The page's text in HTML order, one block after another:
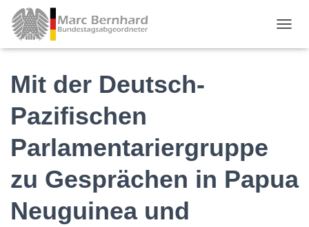
Mit der Deutsch-
Pazifischen
Parlamentariergruppe
zu Gesprächen in Papua
Neuguinea und